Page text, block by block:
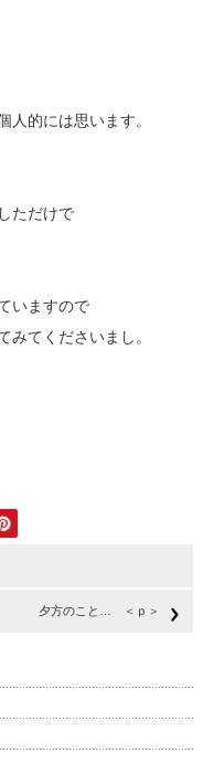
人的には思います。
ただけで
いますので
みてくださいまし。
夕方のこと… ＜ｐ＞